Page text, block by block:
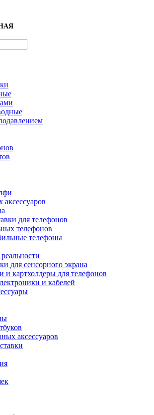
для телефонов
телефонов
телефоны
для сенсорного экрана
и картхолдеры для телефонов
и кабелей
аксессуаров